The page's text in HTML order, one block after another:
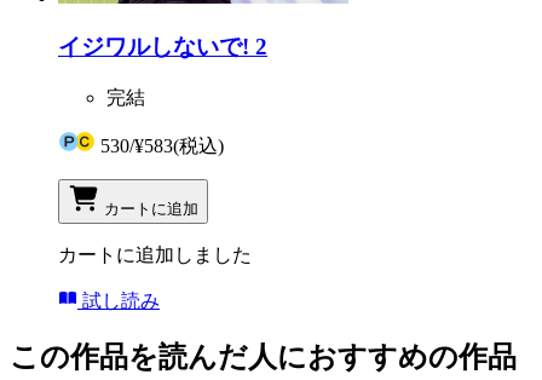
イジワルしないで! 2
完結
530/¥583(税込)
カートに追加
カートに追加しました
試し読み
この作品を読んだ人におすすめの作品